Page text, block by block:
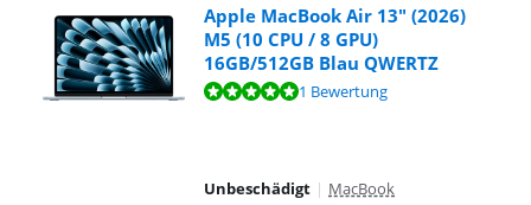
Apple MacBook Air 13" (2026)
M5 (10 CPU / 8 GPU)
16GB/512GB Blau QWERTZ
Bewertet mit 10 von 10, basierend auf 1 Bewertung.
1 Bewertung
Unbeschädigt | MacBook